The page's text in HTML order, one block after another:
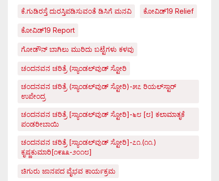
ಕೆ.ಗುಡಿರಸ್ತೆ ದುರಸ್ತಿಪಡಿಸುವಂತೆ ಡಿಸಿಗೆ ಮನವಿ ಕೋವಿಡ್‌19 Relief
ಕೋವಿಡ್‌19 Report
ಗೋಡೌನ್ ಬಾಗಿಲು ಮುರಿದು ಬಟ್ಟೆಗಳು ಕಳವು
ಚಂದನವನ ಚರಿತ್ರೆ (ಸ್ಯಾಂಡಲ್‌ವುಡ್ ಸ್ಟೋರಿ
ಚಂದನವನ ಚರಿತ್ರೆ (ಸ್ಯಾಂಡಲ್‌ವುಡ್ ಸ್ಟೋರಿ)-೫೭ ರಿಯಲ್‌ಸ್ಟಾರ್
ಉಪೇಂದ್ರ
ಚಂದನವನ ಚರಿತ್ರೆ [ಸ್ಯಾಂಡಲ್‌ವುಡ್ ಸ್ಟೋರಿ]-೬೮ [೮] ಕಲಾಮಾತೃಕೆ
ಪಂಡರೀಬಾಯಿ
ಚಂದನವನ ಚರಿತ್ರೆ [ಸ್ಯಾಂಡಲ್‌ವುಡ್ ಸ್ಟೋರಿ]-೭೧.(೧೧.)
ಕೃಷ್ಣಕುಮಾರಿ[೧೯೩೩-೨೦೧೮]
ಚಿಗುರು ಜಾನಪದ ವೈಭವ ಕಾರ್ಯಕ್ರಮ